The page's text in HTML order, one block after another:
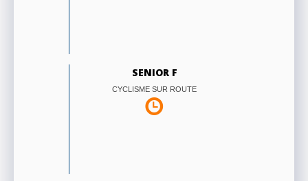
SENIOR F
CYCLISME SUR ROUTE